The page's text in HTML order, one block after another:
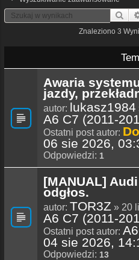
Znaleziono 3
Awaria
jazdy,
autor: lukasz1984
A6 C7 (2011-
Ostatni post autor:
06 sie 2026,
Odpowiedzi: 1
[MANUAL]
odgłos.
autor: TOR3Z » 20
A6 C7 (2011-
Ostatni post autor:
04 sie 2026,
Odpowiedzi: 13